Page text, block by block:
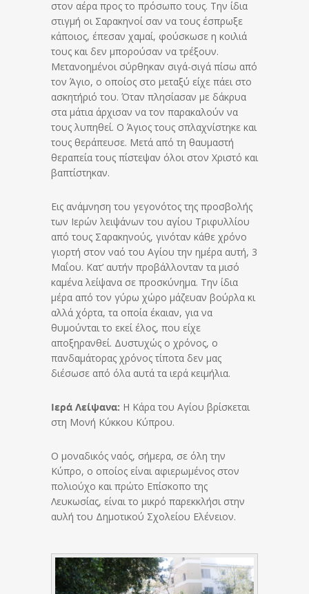
στον αέρα προς το πρόσωπο τους. Την ίδια
στιγμή οι Σαρακηνοί σαν να τους έσπρωξε
κάποιος, έπεσαν χαμαί, φούσκωσε η κοιλιά
τους και δεν μπορούσαν να τρέξουν.
Μετανοημένοι σύρθηκαν σιγά-σιγά πίσω από
τον Άγιο, ο οποίος στο μεταξύ είχε πάει στο
ασκητήριό του. Όταν πλησίασαν με δάκρυα
στα μάτια άρχισαν να τον παρακαλούν να
τους λυπηθεί. Ο Άγιος τους σπλαχνίστηκε και
τους θεράπευσε. Μετά από τη θαυμαστή
θεραπεία τους πίστεψαν όλοι στον Χριστό και
βαπτίστηκαν.
Εις ανάμνηση του γεγονότος της προσβολής
των Ιερών λειψάνων του αγίου Τριφυλλίου
από τους Σαρακηνούς, γινόταν κάθε χρόνο
γιορτή στον ναό του Αγίου την ημέρα αυτή, 3
Μαΐου. Κατ’ αυτήν προβάλλονταν τα μισό
καμένα λείψανα σε προσκύνημα. Την ίδια
μέρα από τον γύρω χώρο μάζευαν βούρλα κι
αλλά χόρτα, τα οποία έκαιαν, για να
θυμούνται το εκεί έλος, που είχε
αποξηρανθεί. Δυστυχώς ο χρόνος, ο
πανδαμάτορας χρόνος τίποτα δεν μας
διέσωσε από όλα αυτά τα ιερά κειμήλια.
Ιερά Λείψανα: Η Κάρα του Αγίου βρίσκεται
στη Μονή Κύκκου Κύπρου.
Ο μοναδικός ναός, σήμερα, σε όλη την
Κύπρο, ο οποίος είναι αφιερωμένος στον
πολιούχο και πρώτο Επίσκοπο της
Λευκωσίας, είναι το μικρό παρεκκλήσι στην
αυλή του Δημοτικού Σχολείου Ελένειον.